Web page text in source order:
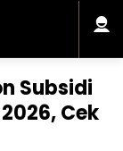
Subsidi
Cek